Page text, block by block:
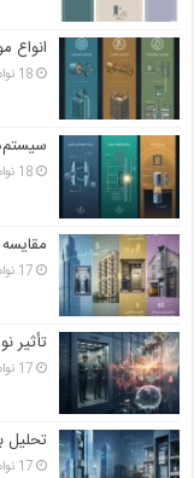
انواع
18 نوامبر, 2025
18 نوامبر, 2025
17 نوامبر, 2025
تأثیر
17 نوامبر, 2025
تحلیل
17 نوامبر, 2025